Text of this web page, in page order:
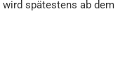
spätestens ab dem